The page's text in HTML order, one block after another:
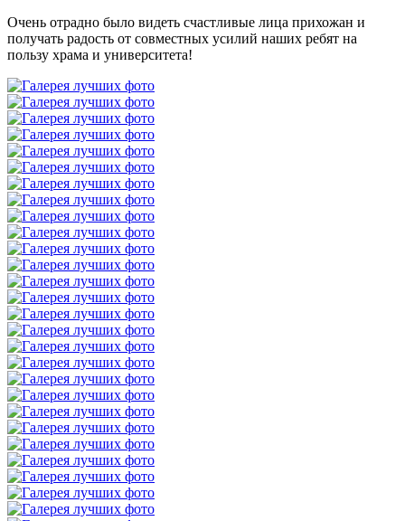
Очень отрадно было видеть счастливые лица прихожан и
получать радость от совместных усилий наших ребят на
пользу храма и университета!